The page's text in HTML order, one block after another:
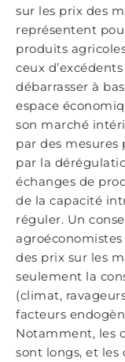
sur les prix des
représentent
produits
ceux
débarrasser à
espace
son marché
par des mesures
par la
échanges de
de la capacité
réguler. Un
des prix sur les
seulement la
(climat,
facteurs
Notamment, les
sont longs, et les